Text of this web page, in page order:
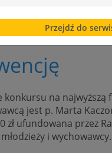
konkursu na najwyższą
jest p. Marta
ufundowana przez
i wychowawcy.
Przejdź do